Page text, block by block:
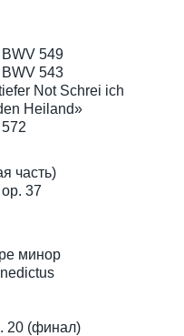
549
543
Not Schrei ich
Heiland»
часть)
37
минор
20 (финал)